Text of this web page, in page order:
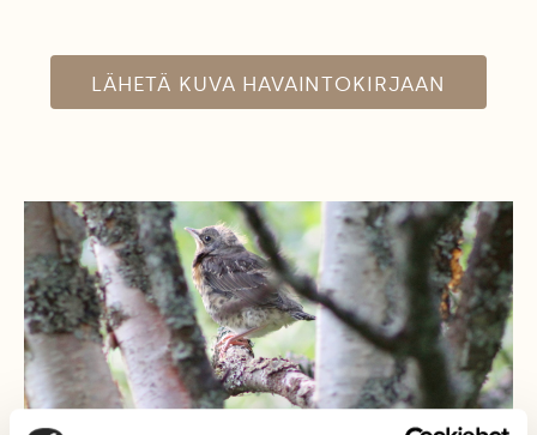
LÄHETÄ KUVA HAVAINTOKIRJAAN